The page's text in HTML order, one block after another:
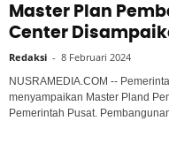
Master Plan
Center
Redaksi - 8 Februari 2024
NUSRAMEDIA.COM --
menyampaikan Master Pland
Pemerintah Pusat.